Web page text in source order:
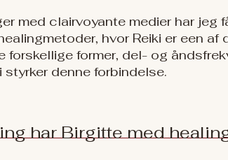
med clairvoyante medier har jeg
hvor Reiki er een
forskellige former, del- og
denne forbindelse.
har Birgitte med